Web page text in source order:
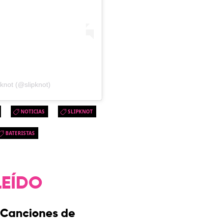
(@slipknot)
NOTICIAS SLIPKNOT
BATERISTAS
Canciones de